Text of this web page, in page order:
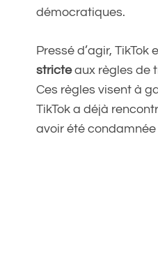
démocratiques.
Pressé d’agir,
stricteaux règles de
Ces règles visent à
TikTok a déjà
avoir été